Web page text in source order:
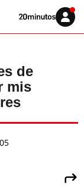
Volver
Iniciar
sesión
de
mis